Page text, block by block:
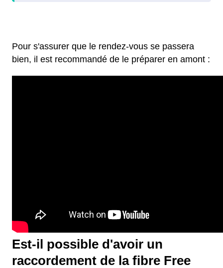
Pour s'assurer que le rendez-vous se passera
bien, il est recommandé de le préparer en amont :
Est-il possible d'avoir un
raccordement de la fibre Free